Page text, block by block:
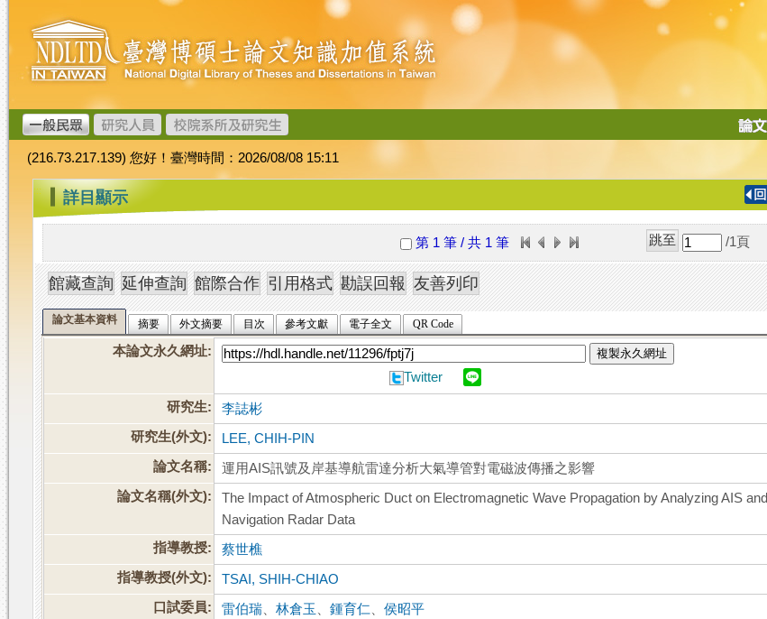
跳
到
主
要
內
容
臺
灣
博
碩
士
論
文
加
值
系
統
導
(216.73.217.139) 您好！臺灣時間：2026/08/08 15:11
::: 詳目顯示
第 1 筆 / 共 1 筆 /1 頁
論文基本資料 摘要 外文摘要 目次 參考文獻 電子全文 QR Code
本論文永久網址: 複製永久網址
Twitter
研究生:
李誌彬
研究生(外文):
LEE, CHIH-PIN
論文名稱:
運用AIS訊號及岸基導航雷達分析大氣導管對電磁波傳播之影響
論文名稱(外文):
The Impact of Atmospheric Duct on Electromagnetic Wave Propagation by Analyzing AIS and
Navigation Radar Data
指導教授:
蔡世樵
指導教授(外文):
TSAI, SHIH-CHIAO
口試委員:
雷伯瑞 、林倉玉 、鍾育仁 、侯昭平